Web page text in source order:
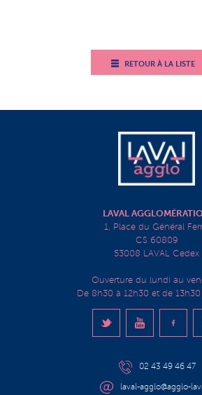
RETOUR À LA LISTE
LAVAL
1, Place du Général
CS 60809
53008 LAVAL Cedex
Ouverture du lundi au
De 8h30 à 12h30 et de 13h30
02 43 49 46 47
laval-agglo@agglo-